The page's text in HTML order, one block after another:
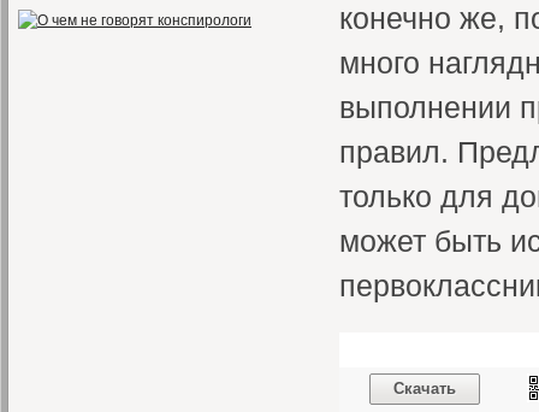
конечно же,
много
выполнении
правил.
только для
может быть
Скачать